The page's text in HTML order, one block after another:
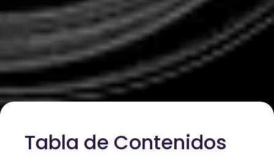
Tabla de Contenidos